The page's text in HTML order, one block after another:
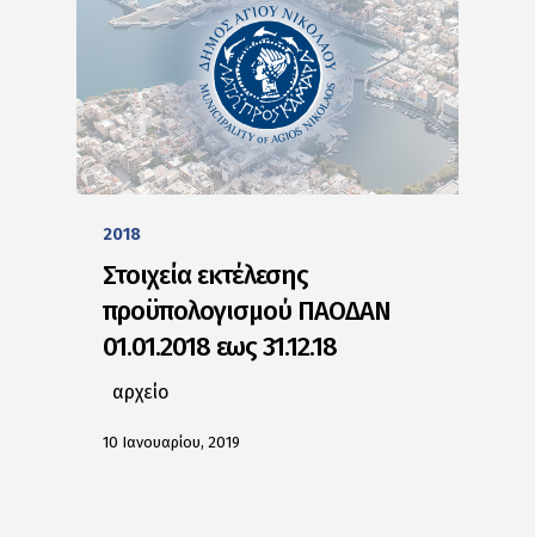
2018
Στοιχεία εκτέλεσης
προϋπολογισμού ΠΑΟΔΑΝ
01.01.2018 εως 31.12.18
αρχείο
10 Ιανουαρίου, 2019